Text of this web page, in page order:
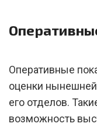
Оперативные
оценки нынешней
его отделов.
возможность